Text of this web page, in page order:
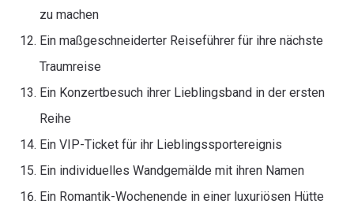
zu machen
Ein maßgeschneiderter Reiseführer für ihre nächste
Traumreise
Ein Konzertbesuch ihrer Lieblingsband in der ersten
Reihe
Ein VIP-Ticket für ihr Lieblingssportereignis
Ein individuelles Wandgemälde mit ihren Namen
Ein Romantik-Wochenende in einer luxuriösen Hütte